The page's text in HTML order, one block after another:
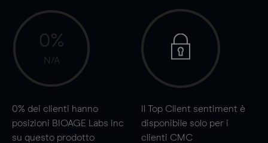
0%
N/A
0% dei clienti hanno
posizioni BIOAGE Labs Inc
su questo prodotto
Il Top Client sentiment è
disponibile solo per i
clienti CMC